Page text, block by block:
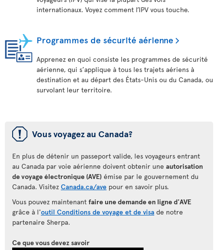
internationaux. Voyez comment l’IPV vous touche.
Programmes de sécurité aérienne
Apprenez en quoi consiste les programmes de sécurité
aérienne, qui s’applique à tous les trajets aériens à
destination et au départ des États-Unis ou du Canada, ou
survolant leur territoire.
ü Vous voyagez au Canada?
En plus de détenir un passeport valide, les voyageurs entrant
au Canada par voie aérienne doivent obtenir une autorisation
de voyage électronique (AVE) émise par le gouvernement du
Canada. Visitez Canada.ca/ave pour en savoir plus.
Vous pouvez maintenant faire une demande en ligne d'AVE
grâce à l'outil Conditions de voyage et de visa
partenaire Sherpa.
Ce que vous devez savoir